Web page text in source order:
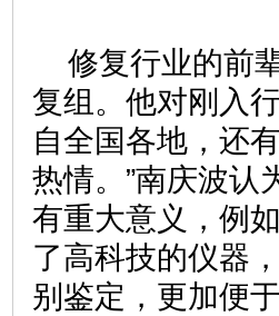
修复行业的前
复组。他对刚入
自全国各地，还
热情。”南庆波认
有重大意义，例
了高科技的仪器
别鉴定，更加便